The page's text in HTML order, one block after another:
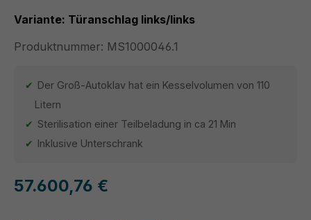
Variante: Türanschlag links/links
Produktnummer: MS1000046.1
Der Groß-Autoklav hat ein Kesselvolumen von 110
Litern
Sterilisation einer Teilbeladung in ca 21 Min
Inklusive Unterschrank
57.600,76 €